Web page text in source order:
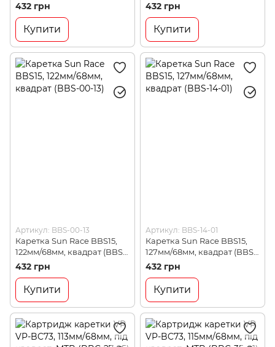
00-11)
432 грн
Купити
00-12)
432 грн
Купити
Артикул: BBS-00-13
Каретка Sun Race BBS15,
122мм/68мм, квадрат (BBS-
00-13)
432 грн
Купити
Артикул: BBS-14-01
Каретка Sun Race BBS15,
127мм/68мм, квадрат (BBS-
14-01)
432 грн
Купити